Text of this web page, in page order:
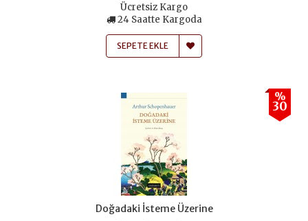
Ücretsiz Kargo
24 Saatte Kargoda
SEPETE EKLE
%
30
Doğadaki İsteme Üzerine